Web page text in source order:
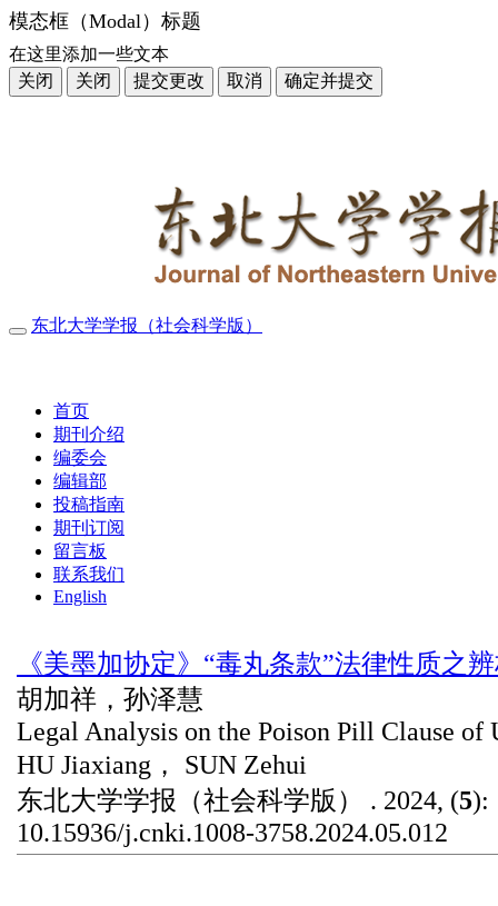
模态框（Modal）标题
在这里添加一些文本
关闭
关闭 提交更改 取消 确定并提交
导
东北大学学报（社会科学版）
首页
期刊介绍
编委会
编辑部
投稿指南
期刊订阅
留言板
联系我们
English
《美墨加协定》“毒丸条款”法律性质之
胡加祥，孙泽慧
Legal Analysis on the Poison Pill Clause of
HU Jiaxiang， SUN Zehui
东北大学学报（社会科学版） . 2024, (5):
10.15936/j.cnki.1008-3758.2024.05.012